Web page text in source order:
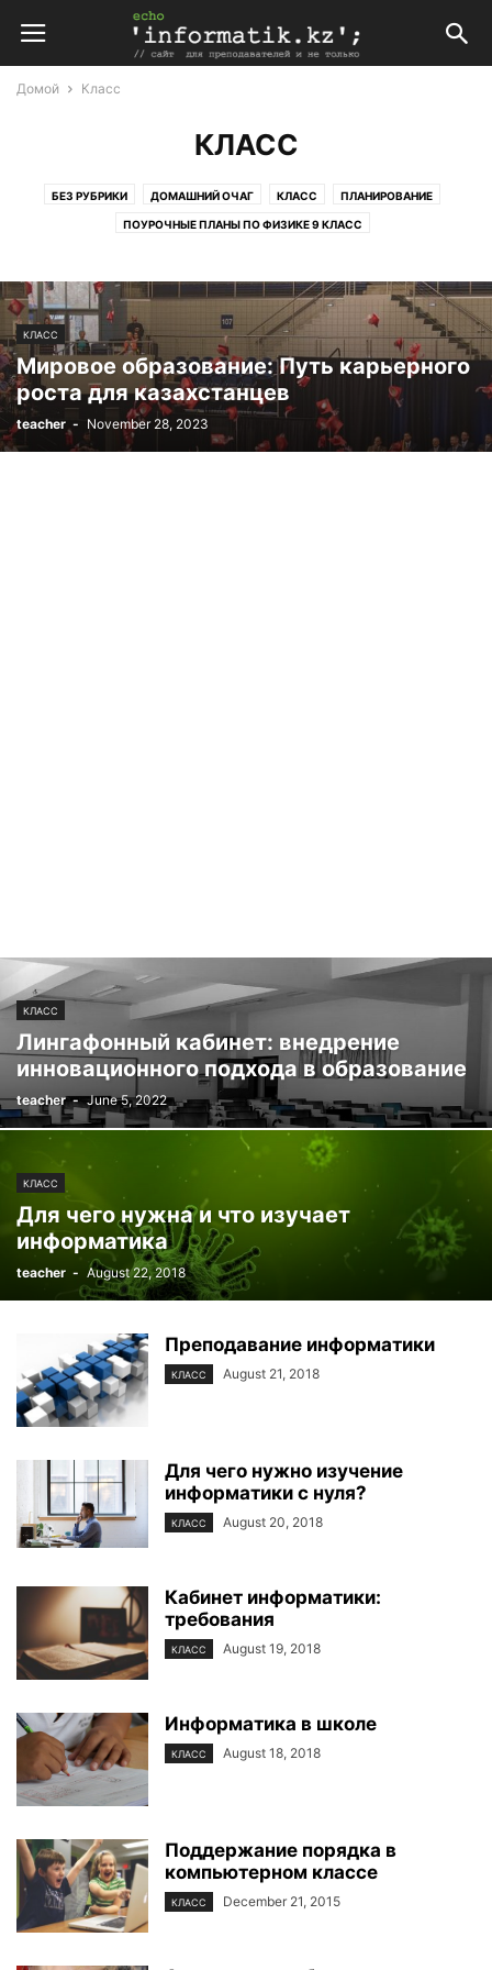
Домой Класс
КЛАСС
БЕЗ РУБРИКИ ДОМАШНИЙ ОЧАГ КЛАСС ПЛАНИРОВАНИЕ
ПОУРОЧНЫЕ ПЛАНЫ ПО ФИЗИКЕ 9 КЛАСС
ПРОГРАММИРОВАНИЕ СОВЕТЫ СТАТЬИ ТЕСТЫ ФИЗИКА
ФИЗИЧЕСКАЯ КУЛЬТУРА
КЛАСС
Мировое образование: Путь карьерного
роста для казахстанцев
teacher - November 28, 2023
КЛАСС
Лингафонный кабинет: внедрение
инновационного подхода в образование
teacher - June 5, 2022
КЛАСС
Для чего нужна и что изучает
информатика
teacher - August 22, 2018
Преподавание информатики
КЛАСС August 21, 2018
Для чего нужно изучение
информатики с нуля?
КЛАСС August 20, 2018
Кабинет информатики:
требования
КЛАСС August 19, 2018
Информатика в школе
КЛАСС August 18, 2018
Поддержание порядка в
компьютерном классе
КЛАСС December 21, 2015